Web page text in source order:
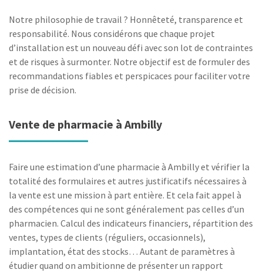
Notre philosophie de travail ? Honnêteté, transparence et
responsabilité. Nous considérons que chaque projet
d’installation est un nouveau défi avec son lot de contraintes
et de risques à surmonter. Notre objectif est de formuler des
recommandations fiables et perspicaces pour faciliter votre
prise de décision.
Vente de pharmacie à Ambilly
Faire une estimation d’une pharmacie à Ambilly et vérifier la
totalité des formulaires et autres justificatifs nécessaires à
la vente est une mission à part entière. Et cela fait appel à
des compétences qui ne sont généralement pas celles d’un
pharmacien. Calcul des indicateurs financiers, répartition des
ventes, types de clients (réguliers, occasionnels),
implantation, état des stocks… Autant de paramètres à
étudier quand on ambitionne de présenter un rapport